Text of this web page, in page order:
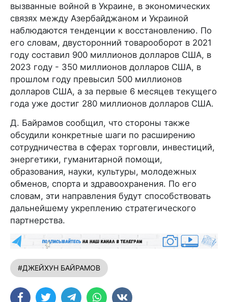
вызванные войной в Украине, в экономических
связях между Азербайджаном и Украиной
наблюдаются тенденции к восстановлению. По
его словам, двусторонний товарооборот в 2021
году составил 900 миллионов долларов США, в
2023 году - 350 миллионов долларов США, в
прошлом году превысил 500 миллионов
долларов США, а за первые 6 месяцев текущего
года уже достиг 280 миллионов долларов США.
Д. Байрамов сообщил, что стороны также
обсудили конкретные шаги по расширению
сотрудничества в сферах торговли, инвестиций,
энергетики, гуманитарной помощи,
образования, науки, культуры, молодежных
обменов, спорта и здравоохранения. По его
словам, эти направления будут способствовать
дальнейшему укреплению стратегического
партнерства.
#ДЖЕЙХУН БАЙРАМОВ